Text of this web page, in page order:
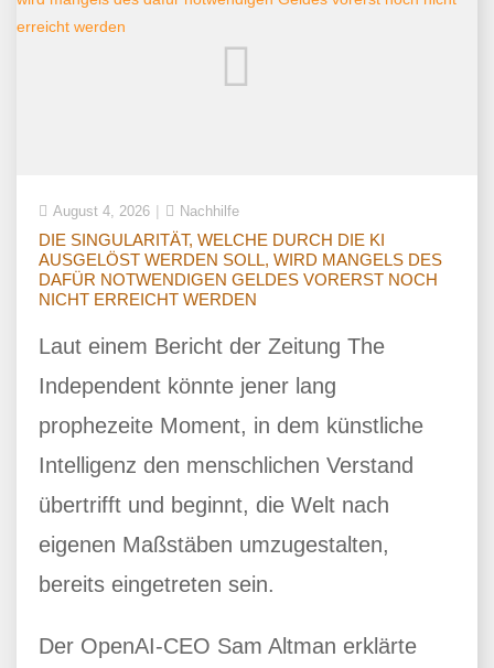
August 4, 2026 Nachhilfe
DIE SINGULARITÄT, WELCHE DURCH DIE KI
AUSGELÖST WERDEN SOLL, WIRD MANGELS DES
DAFÜR NOTWENDIGEN GELDES VORERST NOCH
NICHT ERREICHT WERDEN
Laut einem Bericht der Zeitung The
Independent könnte jener lang
prophezeite Moment, in dem künstliche
Intelligenz den menschlichen Verstand
übertrifft und beginnt, die Welt nach
eigenen Maßstäben umzugestalten,
bereits eingetreten sein.
Der OpenAI-CEO Sam Altman erklärte